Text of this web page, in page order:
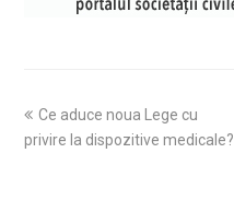
Ce aduce noua Lege cu
privire la dispozitive medicale?